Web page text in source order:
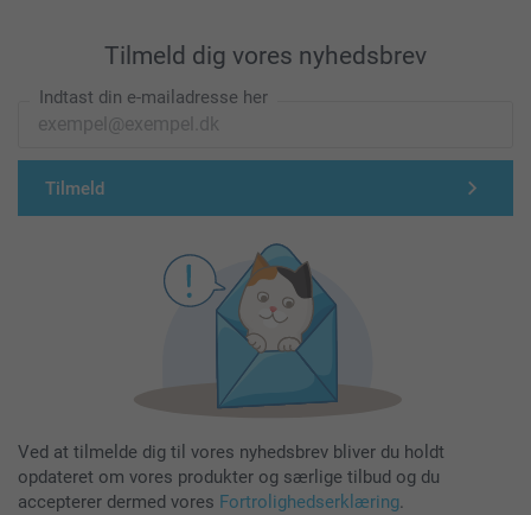
Tilmeld dig vores nyhedsbrev
Indtast din e-mailadresse her
Tilmeld
Ved at tilmelde dig til vores nyhedsbrev bliver du holdt
opdateret om vores produkter og særlige tilbud og du
accepterer dermed vores Fortrolighedserklæring.